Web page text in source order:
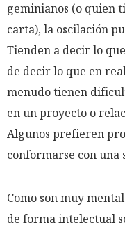
geminianos (o quien
carta), la oscilación
Tienden a decir lo
de decir lo que en
menudo tienen
en un proyecto o
Algunos prefieren
conformarse con una
Como son muy
de forma intelectual